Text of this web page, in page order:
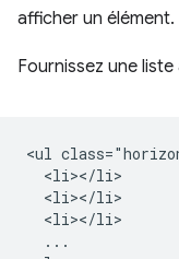
afficher un
Fournissez une
<ul
  <li></li>
  <li></li>
  <li></li>
  ...